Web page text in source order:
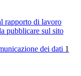
rapporto di lavoro
pubblicare sul sito
dei dati 1